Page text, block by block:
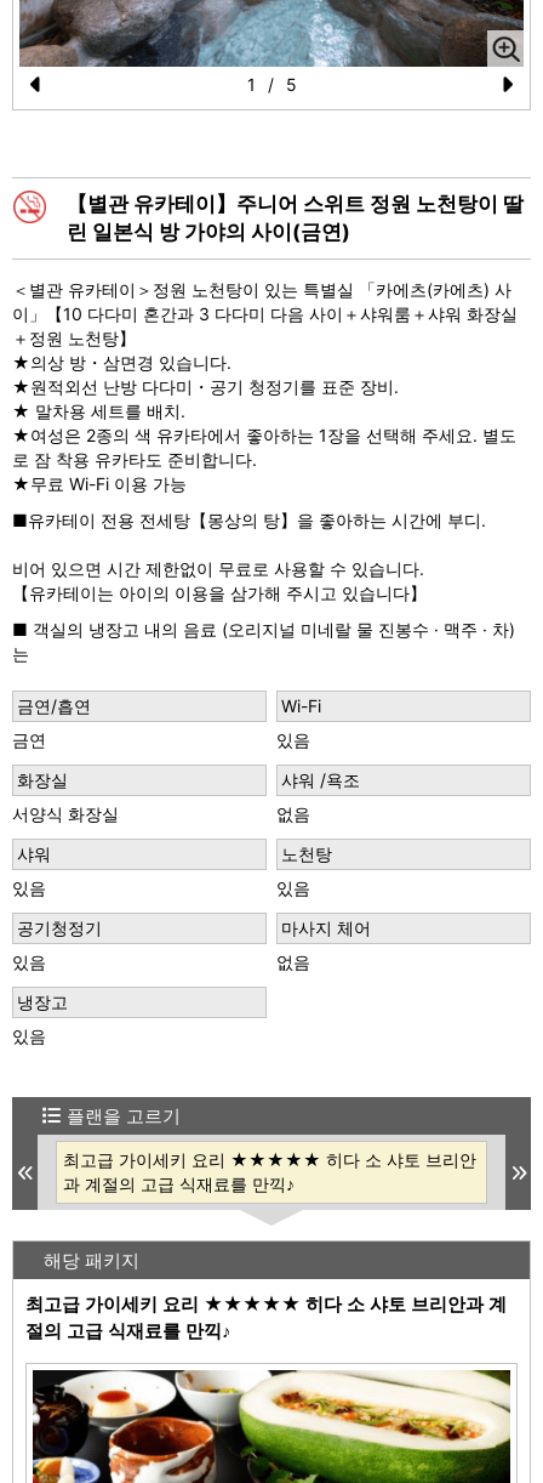
Pr
vi
o
u
s
N
xt
1 / 5
【별관 유카테이】주니어 스위트 정원 노천탕이 딸
린 일본식 방 가야의 사이(금연)
＜별관 유카테이＞정원 노천탕이 있는 특별실 「카에츠(카에츠) 사
이」【10 다다미 혼간과 3 다다미 다음 사이＋샤워룸＋샤워 화장실
＋정원 노천탕】
★의상 방・삼면경 있습니다.
★원적외선 난방 다다미・공기 청정기를 표준 장비.
★ 말차용 세트를 배치.
★여성은 2종의 색 유카타에서 좋아하는 1장을 선택해 주세요. 별도
로 잠 착용 유카타도 준비합니다.
★무료 Wi-Fi 이용 가능
■유카테이 전용 전세탕【몽상의 탕】을 좋아하는 시간에 부디.
비어 있으면 시간 제한없이 무료로 사용할 수 있습니다.
【유카테이는 아이의 이용을 삼가해 주시고 있습니다】
■ 객실의 냉장고 내의 음료 (오리지널 미네랄 물 진봉수 · 맥주 · 차)
는
금연/흡연
금연
Wi-Fi
있음
화장실
서양식 화장실
샤워 /욕조
없음
샤워
있음
노천탕
있음
공기청정기
있음
마사지 체어
없음
냉장고
있음
플랜을 고르기
Previous
최고급 가이세키 요리 ★★★★★ 히다 소 샤토 브리안
과 계절의 고급 식재료를 만끽♪
새
해당 패키지
최고급 가이세키 요리 ★★★★★ 히다 소 샤토 브리안과 계
절의 고급 식재료를 만끽♪